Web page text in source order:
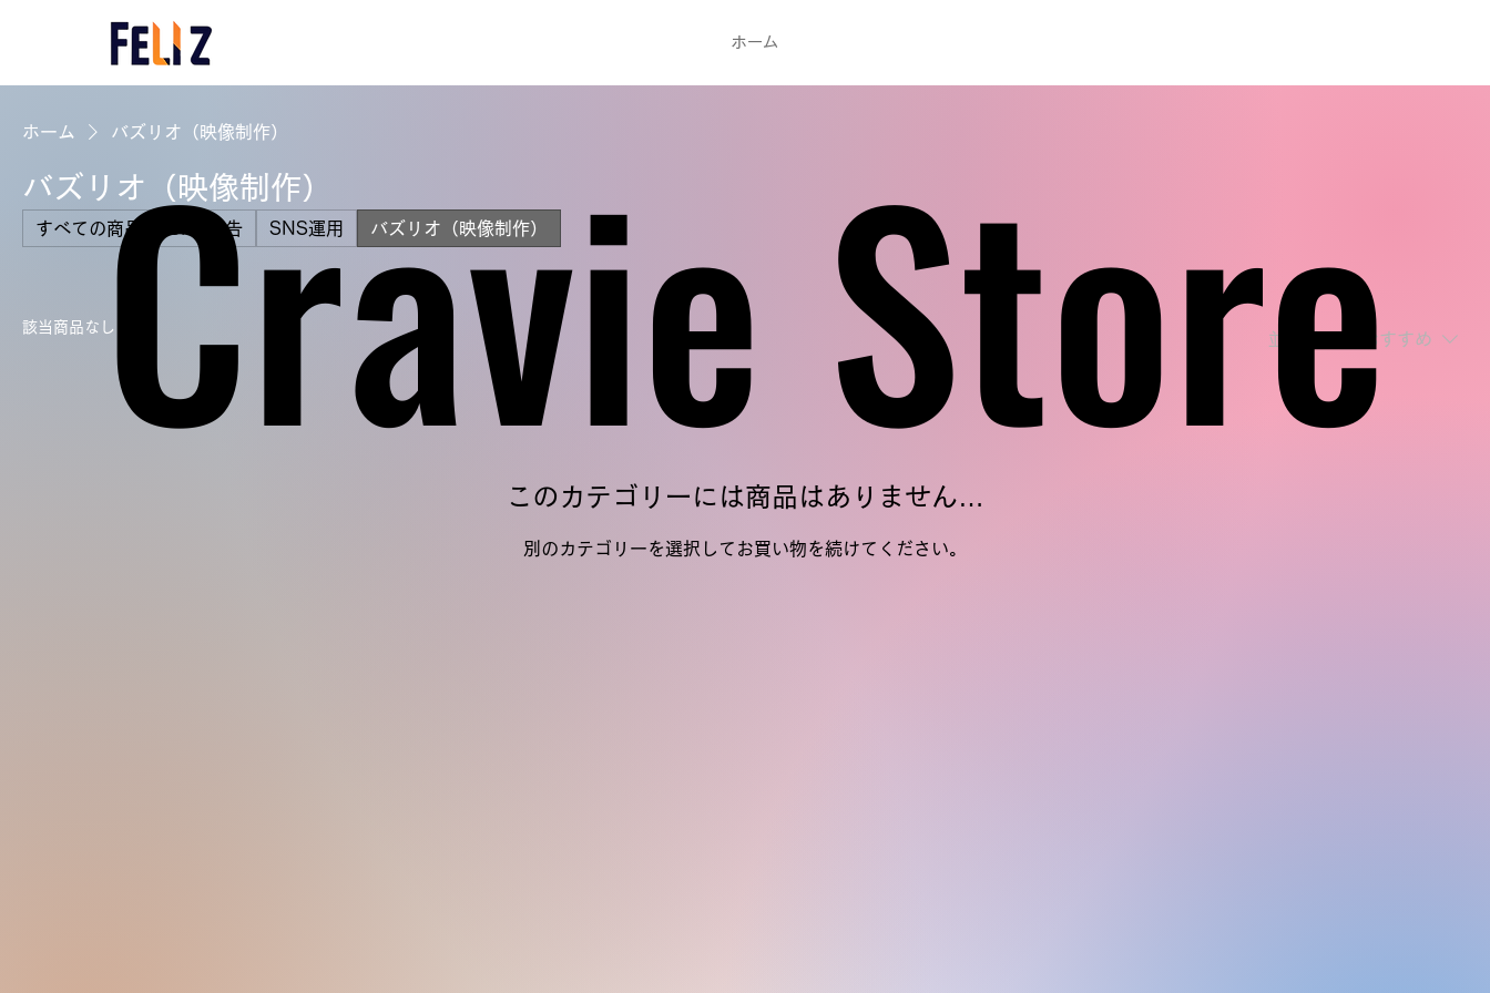
ホーム
ホーム バズリオ（映像制作）
バズリオ（映像制作）
すべての商品 SNS広告 SNS運用 バズリオ（映像制作）
該当商品なし
並び替え： おすすめ
このカテゴリーには商品はありません…
別のカテゴリーを選択してお買い物を続けてください。
Cravie Store
Cravie Store